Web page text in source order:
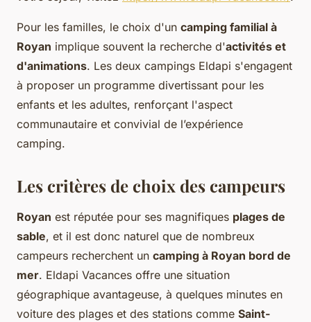
Pour les familles, le choix d'un camping familial à
Royan implique souvent la recherche d'activités et
d'animations. Les deux campings Eldapi s'engagent
à proposer un programme divertissant pour les
enfants et les adultes, renforçant l'aspect
communautaire et convivial de l’expérience
camping.
Les critères de choix des campeurs
Royan est réputée pour ses magnifiques plages de
sable, et il est donc naturel que de nombreux
campeurs recherchent un camping à Royan bord de
mer. Eldapi Vacances offre une situation
géographique avantageuse, à quelques minutes en
voiture des plages et des stations comme Saint-